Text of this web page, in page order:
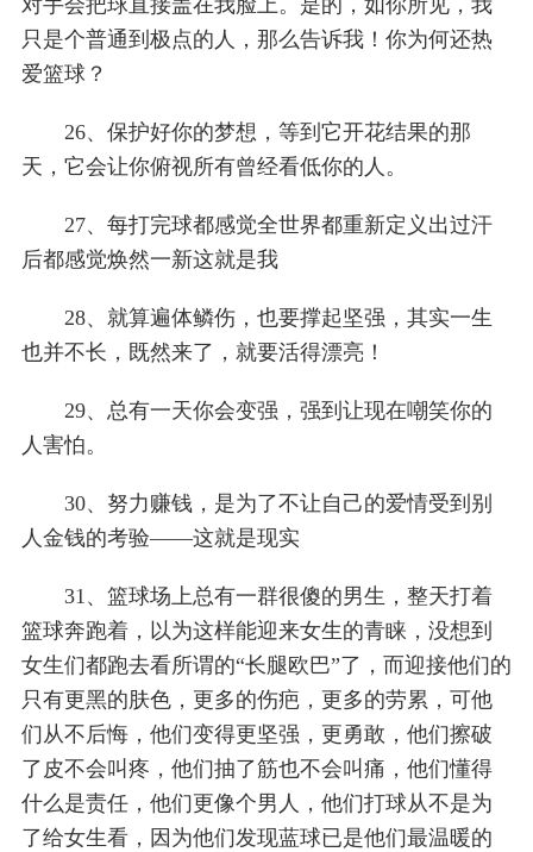
对手会把球直接盖在我脸上。是的，如你所见，我
只是个普通到极点的人，那么告诉我！你为何还热
爱篮球？
26、保护好你的梦想，等到它开花结果的那
天，它会让你俯视所有曾经看低你的人。
27、每打完球都感觉全世界都重新定义出过汗
后都感觉焕然一新这就是我
28、就算遍体鳞伤，也要撑起坚强，其实一生
也并不长，既然来了，就要活得漂亮！
29、总有一天你会变强，强到让现在嘲笑你的
人害怕。
30、努力赚钱，是为了不让自己的爱情受到别
人金钱的考验——这就是现实
31、篮球场上总有一群很傻的男生，整天打着
篮球奔跑着，以为这样能迎来女生的青睐，没想到
女生们都跑去看所谓的“长腿欧巴”了，而迎接他们的
只有更黑的肤色，更多的伤疤，更多的劳累，可他
们从不后悔，他们变得更坚强，更勇敢，他们擦破
了皮不会叫疼，他们抽了筋也不会叫痛，他们懂得
什么是责任，他们更像个男人，他们打球从不是为
了给女生看，因为他们发现蓝球已是他们最温暖的